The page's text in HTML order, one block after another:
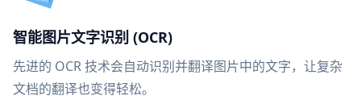
智能图片文字识别 (OCR)
先进的 OCR 技术会自动识别并翻译图片中的文字，让复杂
文档的翻译也变得轻松。